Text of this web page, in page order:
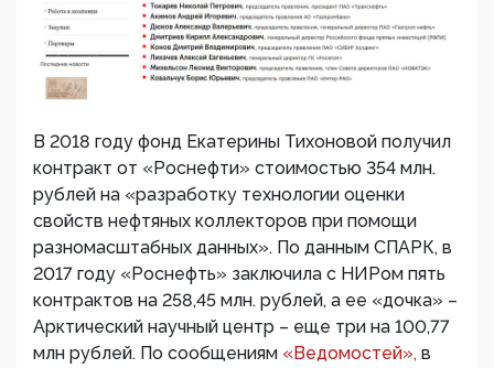
В 2018 году фонд Екатерины Тихоновой получил
контракт от «Роснефти» стоимостью 354 млн.
рублей на «разработку технологии оценки
свойств нефтяных коллекторов при помощи
разномасштабных данных». По данным СПАРК, в
2017 году «Роснефть» заключила с НИРом пять
контрактов на 258,45 млн. рублей, а ее «дочка» –
Арктический научный центр – еще три на 100,77
млн рублей. По сообщениям «Ведомостей», в